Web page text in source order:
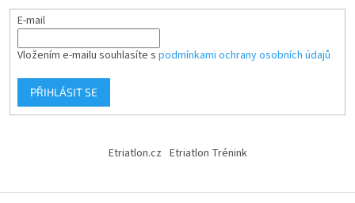
E-mail
Vložením e-mailu souhlasíte s podmínkami ochrany osobních údajů
PŘIHLÁSIT SE
Etriatlon.cz Etriatlon Trénink